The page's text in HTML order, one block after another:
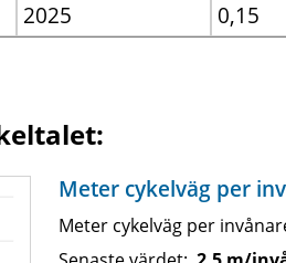
2025 0,15
Meter cykelväg per
Meter cykelväg per